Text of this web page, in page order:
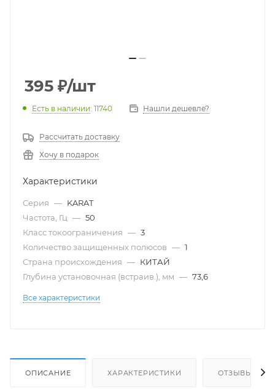
395 ₽/шт
Есть в наличии: 11740 Нашли дешевле?
Рассчитать доставку
Хочу в подарок
Характеристики
Серия — KARAT
Частота, Гц — 50
Класс токоограничения — 3
Количество защищенных полюсов — 1
Страна происхождения — КИТАЙ
Глубина установочная (встраив.), мм — 73,6
Все характеристики
ОПИСАНИЕ ХАРАКТЕРИСТИКИ ОТЗЫВЫ